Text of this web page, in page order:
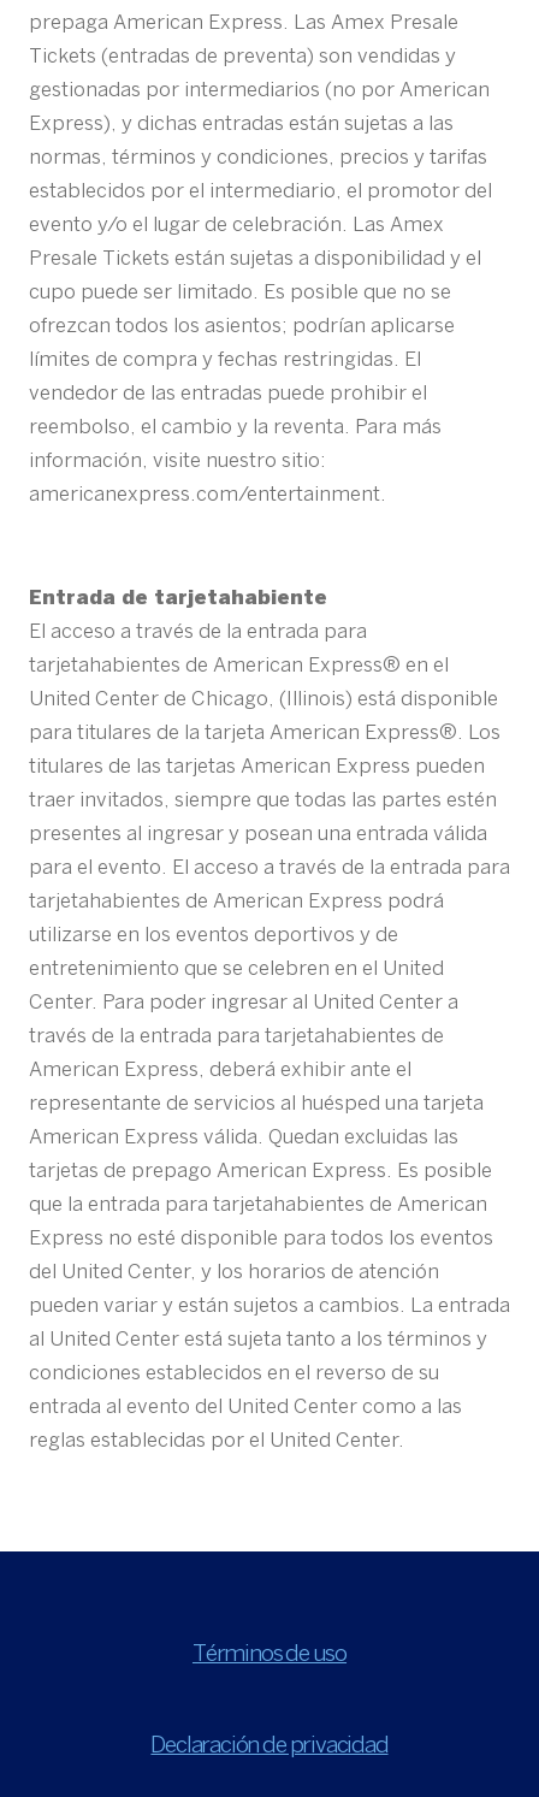
prepaga American Express. Las Amex Presale
Tickets (entradas de preventa) son vendidas y
gestionadas por intermediarios (no por American
Express), y dichas entradas están sujetas a las
normas, términos y condiciones, precios y tarifas
establecidos por el intermediario, el promotor del
evento y/o el lugar de celebración. Las Amex
Presale Tickets están sujetas a disponibilidad y el
cupo puede ser limitado. Es posible que no se
ofrezcan todos los asientos; podrían aplicarse
límites de compra y fechas restringidas. El
vendedor de las entradas puede prohibir el
reembolso, el cambio y la reventa. Para más
información, visite nuestro sitio:
americanexpress.com/entertainment.
Entrada de tarjetahabiente
El acceso a través de la entrada para
tarjetahabientes de American Express® en el
United Center de Chicago, (Illinois) está disponible
para titulares de la tarjeta American Express®. Los
titulares de las tarjetas American Express pueden
traer invitados, siempre que todas las partes estén
presentes al ingresar y posean una entrada válida
para el evento. El acceso a través de la entrada para
tarjetahabientes de American Express podrá
utilizarse en los eventos deportivos y de
entretenimiento que se celebren en el United
Center. Para poder ingresar al United Center a
través de la entrada para tarjetahabientes de
American Express, deberá exhibir ante el
representante de servicios al huésped una tarjeta
American Express válida. Quedan excluidas las
tarjetas de prepago American Express. Es posible
que la entrada para tarjetahabientes de American
Express no esté disponible para todos los eventos
del United Center, y los horarios de atención
pueden variar y están sujetos a cambios. La entrada
al United Center está sujeta tanto a los términos y
condiciones establecidos en el reverso de su
entrada al evento del United Center como a las
reglas establecidas por el United Center.
Términos de uso
Declaración de privacidad